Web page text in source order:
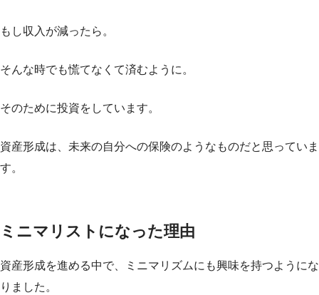
もし収入が減ったら。
そんな時でも慌てなくて済むように。
そのために投資をしています。
資産形成は、未来の自分への保険のようなものだと思っていま
す。
ミニマリストになった理由
資産形成を進める中で、ミニマリズムにも興味を持つようにな
りました。